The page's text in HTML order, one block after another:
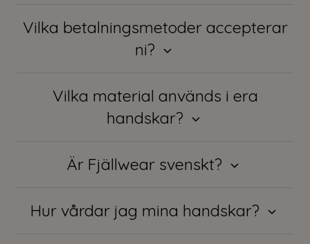
Vilka betalningsmetoder accepterar
ni?
Vilka material används i era
handskar?
Är Fjällwear svenskt?
Hur vårdar jag mina handskar?